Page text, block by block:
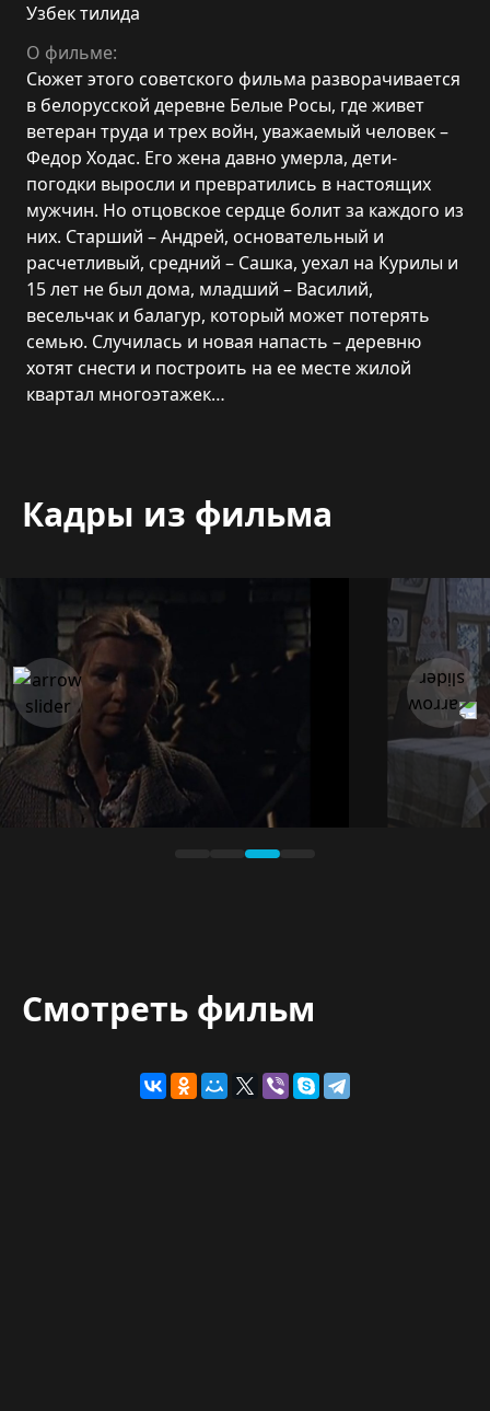
Узбек тилида
О фильме:
Сюжет этого советского фильма разворачивается
в белорусской деревне Белые Росы, где живет
ветеран труда и трех войн, уважаемый человек –
Федор Ходас. Его жена давно умерла, дети-
погодки выросли и превратились в настоящих
мужчин. Но отцовское сердце болит за каждого из
них. Старший – Андрей, основательный и
расчетливый, средний – Сашка, уехал на Курилы и
15 лет не был дома, младший – Василий,
весельчак и балагур, который может потерять
семью. Случилась и новая напасть – деревню
хотят снести и построить на ее месте жилой
квартал многоэтажек…
Кадры из фильма
Смотреть фильм